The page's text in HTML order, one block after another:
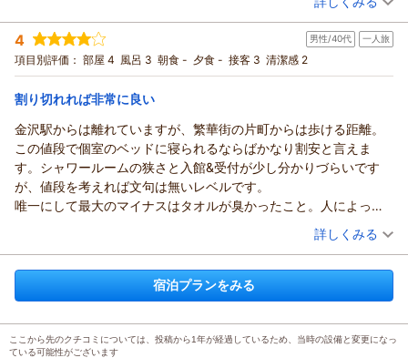
投稿者： あいこさん(女性/20代)
宿泊プラン： 【ゲストハウス料金で全室個室・観光地徒歩圏内・ゆったり金
沢観光】
セミダブル 食事なし
宿泊価格帯： 10,001～11,000円(大人一人あたり/税込)
4 男性/40代 一人旅
項目別評価： 部屋 4 風呂 3 朝食 - 夕食 - 接客 3 清潔感 2
割り切れれば非常に良い
金沢駅からは離れていますが、繁華街の片町からは歩ける距離。
この値段で個室のベッドに寝られるならばかなり割安と言えま
す。シャワールームの狭さと入館&受付が少し分かりづらいです
が、値段を考えれば文句は無いレベルです。
唯一にして最大のマイナスはタオルが臭かったこと。人によって
は使うのは絶対無理と言えるのではないかというレベルでした。
（投稿日：2026/01/03）
宿泊時期： 2025年11月宿泊 (一人旅)
投稿者： さきっちょさん(男性/40代)
【ゲストハウス料金で全室個室・観光地徒歩圏内・ゆったり金
沢観光】
宿泊価格帯： 3,001～4,000円(大人一人あたり/税込)
詳しくみる
宿泊プランをみる
ここから先のクチコミについては、投稿から1年が経過しているため、当時の設備と変更になっ
ている可能性がございます